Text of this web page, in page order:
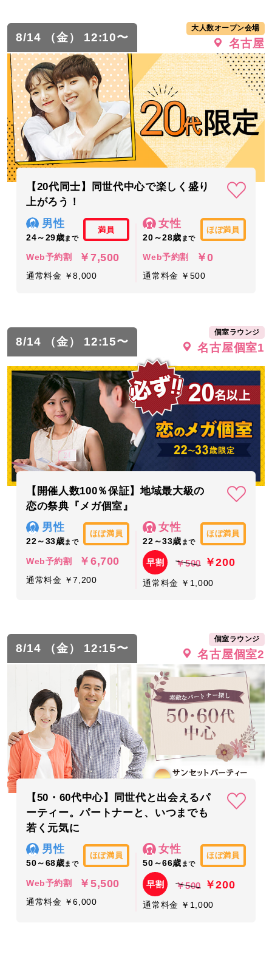
8/14 （金） 12:10〜
大人数オープン会場
名古屋
【20代同士】同世代中心で楽しく盛り
上がろう！
男性
24～29歳まで
満員
Web予約割 ￥7,500
通常料金 ￥8,000
女性
20～28歳 まで
ほぼ満員
Web予約割 ￥0
通常料金 ￥500
8/14 （金） 12:15〜
個室ラウンジ
名古屋個室1
【開催人数100％保証】地域最大級の
恋の祭典『メガ個室』
男性
22～33歳まで
ほぼ満員
Web予約割 ￥6,700
通常料金 ￥7,200
女性
22～33歳 まで
ほぼ満員
早割 ￥500 ￥200
通常料金 ￥1,000
8/14 （金） 12:15〜
個室ラウンジ
名古屋個室2
【50・60代中心】同世代と出会えるパ
ーティー。パートナーと、いつまでも
若く元気に
男性
50～68歳まで
ほぼ満員
Web予約割 ￥5,500
通常料金 ￥6,000
女性
50～66歳 まで
ほぼ満員
早割 ￥500 ￥200
通常料金 ￥1,000